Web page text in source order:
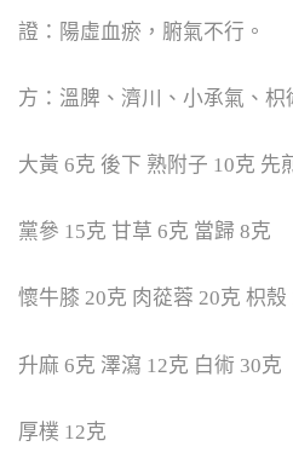
證：陽虛血瘀，腑氣不行。
方：溫脾、濟川、小承氣、枳
大黃 6克 後下 熟附子 10克 先
黨參 15克 甘草 6克 當歸 8克
懷牛膝 20克 肉蓯蓉 20克 枳殼
升麻 6克 澤瀉 12克 白術 30克
厚樸 12克